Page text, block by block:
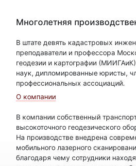
Многолетняя
В штате девять кадастровых
преподаватели и профессора
геодезии и картографии
наук, дипломированные юристы,
профессиональных ассоциаций.
О компании
В компании собственный
высокоточного геодезического
На производстве внедрена
мобильного лазерного
благодаря чему сотрудники